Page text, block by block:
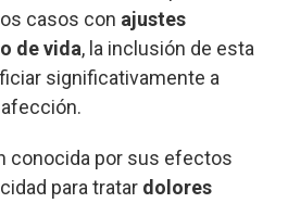
casos con ajustes
de vida, la inclusión de esta
significativamente a
conocida por sus efectos
para tratar dolores